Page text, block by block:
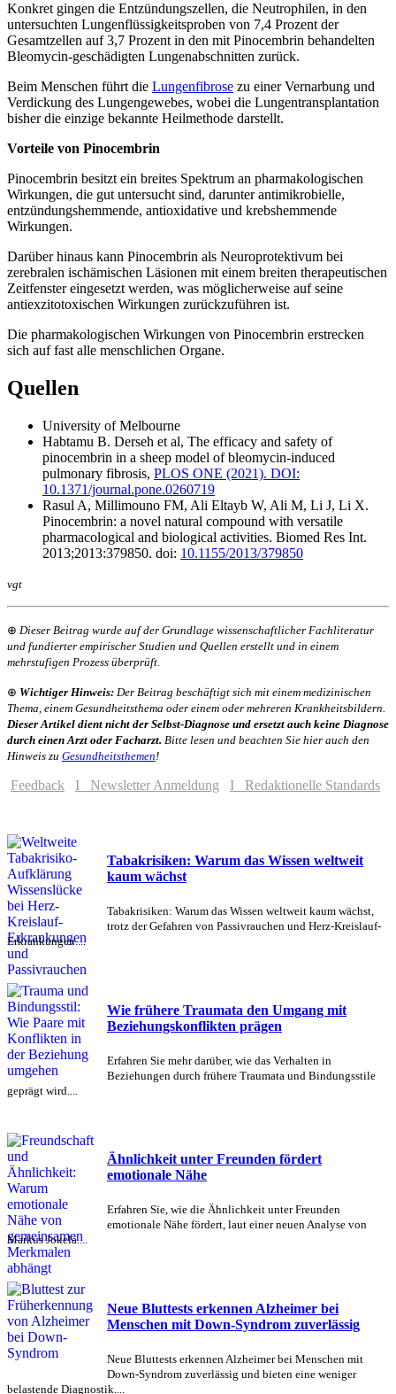
Konkret gingen die Entzündungszellen, die Neutrophilen, in den
untersuchten Lungenflüssigkeitsproben von 7,4 Prozent der
Gesamtzellen auf 3,7 Prozent in den mit Pinocembrin behandelten
Bleomycin-geschädigten Lungenabschnitten zurück.
Beim Menschen führt die Lungenfibrose zu einer Vernarbung und
Verdickung des Lungengewebes, wobei die Lungentransplantation
bisher die einzige bekannte Heilmethode darstellt.
Vorteile von Pinocembrin
Pinocembrin besitzt ein breites Spektrum an pharmakologischen
Wirkungen, die gut untersucht sind, darunter antimikrobielle,
entzündungshemmende, antioxidative und krebshemmende
Wirkungen.
Darüber hinaus kann Pinocembrin als Neuroprotektivum bei
zerebralen ischämischen Läsionen mit einem breiten therapeutischen
Zeitfenster eingesetzt werden, was möglicherweise auf seine
antiexzitotoxischen Wirkungen zurückzuführen ist.
Die pharmakologischen Wirkungen von Pinocembrin erstrecken
sich auf fast alle menschlichen Organe.
Quellen
University of Melbourne
Habtamu B. Derseh et al, The efficacy and safety of
pinocembrin in a sheep model of bleomycin-induced
pulmonary fibrosis, PLOS ONE (2021). DOI:
10.1371/journal.pone.0260719
Rasul A, Millimouno FM, Ali Eltayb W, Ali M, Li J, Li X.
Pinocembrin: a novel natural compound with versatile
pharmacological and biological activities. Biomed Res Int.
2013;2013:379850. doi: 10.1155/2013/379850
vgt
⊕ Dieser Beitrag wurde auf der Grundlage wissenschaftlicher Fachliteratur
und fundierter empirischer Studien und Quellen erstellt und in einem
mehrstufigen Prozess überprüft.
⊕ Wichtiger Hinweis: Der Beitrag beschäftigt sich mit einem medizinischen
Thema, einem Gesundheitsthema oder einem oder mehreren Krankheitsbildern.
Dieser Artikel dient nicht der Selbst-Diagnose und ersetzt auch keine Diagnose
durch einen Arzt oder Facharzt. Bitte lesen und beachten Sie hier auch den
Hinweis zu Gesundheitsthemen!
Feedback I Newsletter Anmeldung I Redaktionelle Standards
Tabakrisiken: Warum das Wissen weltweit
kaum wächst
Tabakrisiken: Warum das Wissen weltweit kaum wächst,
trotz der Gefahren von Passivrauchen und Herz-Kreislauf-
Erkrankungen....
Wie frühere Traumata den Umgang mit
Beziehungskonflikten prägen
Erfahren Sie mehr darüber, wie das Verhalten in
Beziehungen durch frühere Traumata und Bindungsstile
geprägt wird....
Ähnlichkeit unter Freunden fördert
emotionale Nähe
Erfahren Sie, wie die Ähnlichkeit unter Freunden
emotionale Nähe fördert, laut einer neuen Analyse von
Markus Jokela....
Neue Bluttests erkennen Alzheimer bei
Menschen mit Down-Syndrom zuverlässig
Neue Bluttests erkennen Alzheimer bei Menschen mit
Down-Syndrom zuverlässig und bieten eine weniger
belastende Diagnostik....